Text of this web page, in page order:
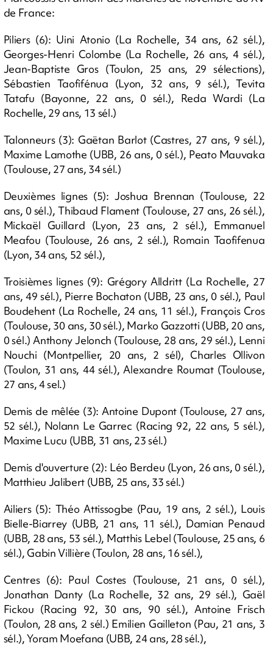
de France:
Piliers (6): Uini Atonio (La Rochelle, 34 ans, 62 sél.),
Georges-Henri Colombe (La Rochelle, 26 ans, 4 sél.),
Jean-Baptiste Gros (Toulon, 25 ans, 29 sélections),
Sébastien Taofifénua (Lyon, 32 ans, 9 sél.), Tevita
Tatafu (Bayonne, 22 ans, 0 sél.), Reda Wardi (La
Rochelle, 29 ans, 13 sél.)
Talonneurs (3): Gaëtan Barlot (Castres, 27 ans, 9 sél.),
Maxime Lamothe (UBB, 26 ans, 0 sél.), Peato Mauvaka
(Toulouse, 27 ans, 34 sél.)
Deuxièmes lignes (5): Joshua Brennan (Toulouse, 22
ans, 0 sél.), Thibaud Flament (Toulouse, 27 ans, 26 sél.),
Mickaël Guillard (Lyon, 23 ans, 2 sél.), Emmanuel
Meafou (Toulouse, 26 ans, 2 sél.), Romain Taofifenua
(Lyon, 34 ans, 52 sél.),
Troisièmes lignes (9): Grégory Alldritt (La Rochelle, 27
ans, 49 sél.), Pierre Bochaton (UBB, 23 ans, 0 sél.), Paul
Boudehent (La Rochelle, 24 ans, 11 sél.), François Cros
(Toulouse, 30 ans, 30 sél.), Marko Gazzotti (UBB, 20 ans,
0 sél.) Anthony Jelonch (Toulouse, 28 ans, 29 sél.), Lenni
Nouchi (Montpellier, 20 ans, 2 sél), Charles Ollivon
(Toulon, 31 ans, 44 sél.), Alexandre Roumat (Toulouse,
27 ans, 4 sel.)
Demis de mêlée (3): Antoine Dupont (Toulouse, 27 ans,
52 sél.), Nolann Le Garrec (Racing 92, 22 ans, 5 sél.),
Maxime Lucu (UBB, 31 ans, 23 sél.)
Demis d'ouverture (2): Léo Berdeu (Lyon, 26 ans, 0 sél.),
Matthieu Jalibert (UBB, 25 ans, 33 sél.)
Ailiers (5): Théo Attissogbe (Pau, 19 ans, 2 sél.), Louis
Bielle-Biarrey (UBB, 21 ans, 11 sél.), Damian Penaud
(UBB, 28 ans, 53 sél.), Matthis Lebel (Toulouse, 25 ans, 6
sél.), Gabin Villière (Toulon, 28 ans, 16 sél.),
Centres (6): Paul Costes (Toulouse, 21 ans, 0 sél.),
Jonathan Danty (La Rochelle, 32 ans, 29 sél.), Gaël
Fickou (Racing 92, 30 ans, 90 sél.), Antoine Frisch
(Toulon, 28 ans, 2 sél.) Emilien Gailleton (Pau, 21 ans, 3
sél.), Yoram Moefana (UBB, 24 ans, 28 sél.),